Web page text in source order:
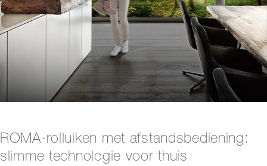
ROMA-rolluiken met afstandsbediening:
slimme technologie voor thuis